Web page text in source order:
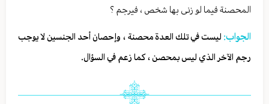
المحصنة فيما لو زنى بها شخص ، فيرجم ؟
الجواب: ليست في تلك العدة محصنة ، وإحصان أحد الجنسين لا يوجب
رجم الآخر الذي ليس بمحصن ، كما زعم في السؤال.